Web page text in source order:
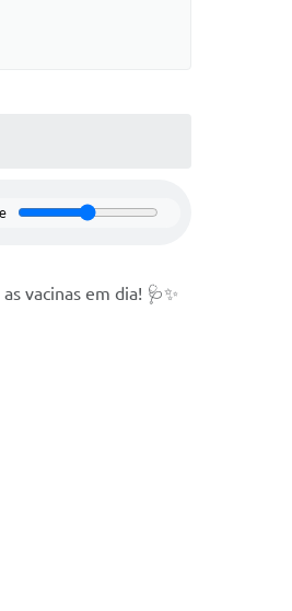
vacinas em dia! 🩺✨